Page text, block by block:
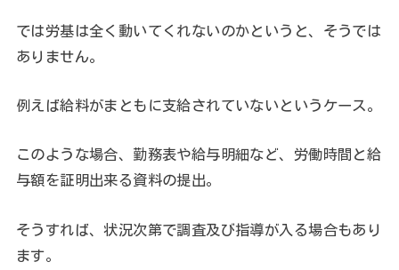
では労基は全く動いてくれないのかというと、そうでは
ありません。
例えば給料がまともに支給されていないというケース。
このような場合、勤務表や給与明細など、労働時間と給
与額を証明出来る資料の提出。
そうすれば、状況次第で調査及び指導が入る場合もあり
ます。